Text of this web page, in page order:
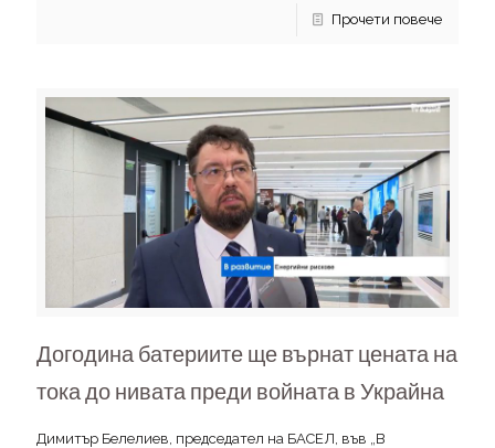
Прочети повече
Догодина батериите ще върнат цената на
тока до нивата преди войната в Украйна
Димитър Белелиев, председател на БАСЕЛ, във „В